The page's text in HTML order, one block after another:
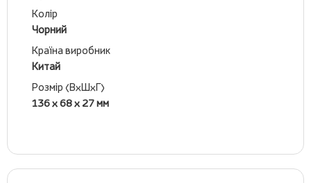
Колір
Чорний
Країна виробник
Китай
Розмір (ВхШхГ)
136 х 68 х 27 мм